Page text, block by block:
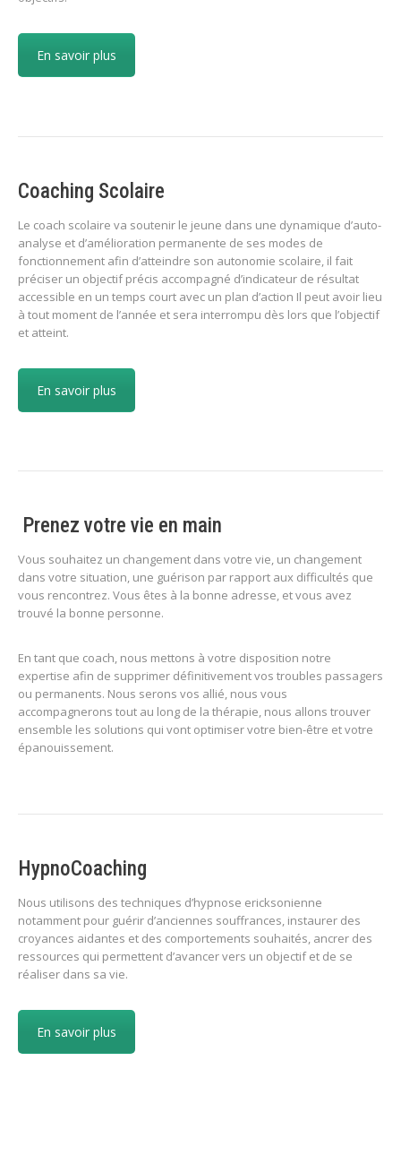
En savoir plus
Coaching Scolaire
Le coach scolaire va soutenir le jeune dans une dynamique d’auto-
analyse et d’amélioration permanente de ses modes de
fonctionnement afin d’atteindre son autonomie scolaire, il fait
préciser un objectif précis accompagné d’indicateur de résultat
accessible en un temps court avec un plan d’action Il peut avoir lieu
à tout moment de l’année et sera interrompu dès lors que l’objectif
et atteint.
En savoir plus
Prenez votre vie en main
Vous souhaitez un changement dans votre vie, un changement
dans votre situation, une guérison par rapport aux difficultés que
vous rencontrez. Vous êtes à la bonne adresse, et vous avez
trouvé la bonne personne.
En tant que coach, nous mettons à votre disposition notre
expertise afin de supprimer définitivement vos troubles passagers
ou permanents. Nous serons vos allié, nous vous
accompagnerons tout au long de la thérapie, nous allons trouver
ensemble les solutions qui vont optimiser votre bien-être et votre
épanouissement.
HypnoCoaching
Nous utilisons des techniques d’hypnose ericksonienne
notamment pour guérir d’anciennes souffrances, instaurer des
croyances aidantes et des comportements souhaités, ancrer des
ressources qui permettent d’avancer vers un objectif et de se
réaliser dans sa vie.
En savoir plus